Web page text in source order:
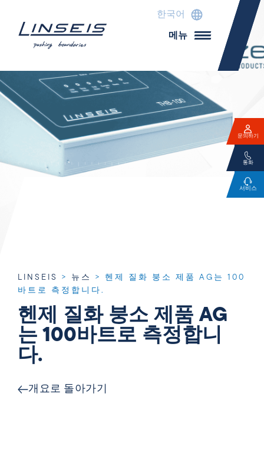
한국어
메뉴
LINSEIS > 뉴스 > 헨제 질화 붕소 제품 AG는 100
바트로 측정합니다.
헨제 질화 붕소 제품 AG
는 100바트로 측정합니
다.
개요로 돌아가기
문의하기
통화
서비스